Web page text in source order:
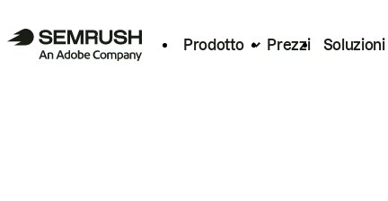
Prodotto Prezzi Soluzioni